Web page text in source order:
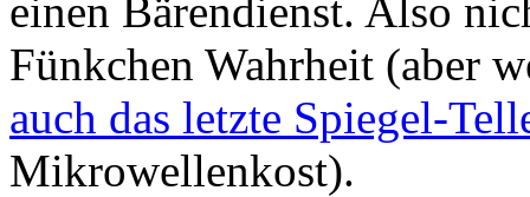
einen Bärendienst. Also
Fünkchen Wahrheit (aber
auch das letzte Spiegel-
Mikrowellenkost).